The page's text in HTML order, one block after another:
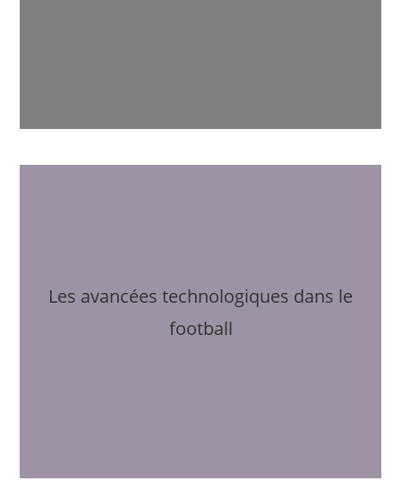
Les avancées technologiques dans le
football